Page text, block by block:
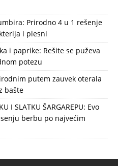
Prirodno 4 u 1 rešenje
i plesni
i paprike: Rešite se puževa
potezu
putem zauvek oterala
bašte
I SLATKU ŠARGAREPU: Evo
berbu po najvećim